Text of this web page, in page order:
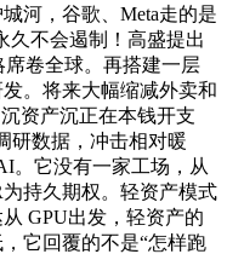
河，谷歌、Meta走的是
久不会遏制！高盛提出
卷全球。再搭建一层
。将来大幅缩减外卖和
资产沉正在本钱开支
研数据，冲击相对暖
。它没有一家工场，从
持久期权。轻资产模式
GPU出发，轻资产的
它回覆的不是“怎样跑